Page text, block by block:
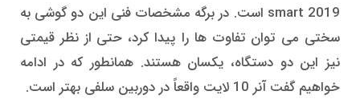
smart 2019 است. در برگه مشخصات فنی این دو گوشی به
سختی می توان تفاوت ها را پیدا کرد، حتی از نظر قیمتی
نیز این دو دستگاه، یکسان هستند. همانطور که در ادامه
خواهیم گفت آنر 10 لایت واقعاً در دوربین سلفی بهتر است.